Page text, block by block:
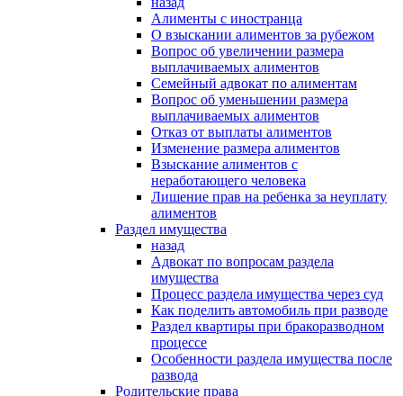
Алименты с иностранца
О взыскании алиментов за рубежом
Вопрос об увеличении размера
выплачиваемых алиментов
Семейный адвокат по алиментам
Вопрос об уменьшении размера
выплачиваемых алиментов
Отказ от выплаты алиментов
Изменение размера алиментов
Взыскание алиментов с
неработающего человека
Лишение прав на ребенка за неуплату
алиментов
Раздел имущества
назад
Адвокат по вопросам раздела
имущества
Процесс раздела имущества через суд
Как поделить автомобиль при разводе
Раздел квартиры при бракоразводном
процессе
Особенности раздела имущества после
развода
Родительские права